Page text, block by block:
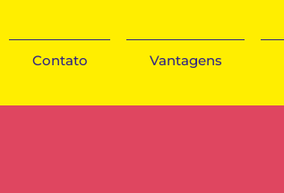
Contato Vantagens